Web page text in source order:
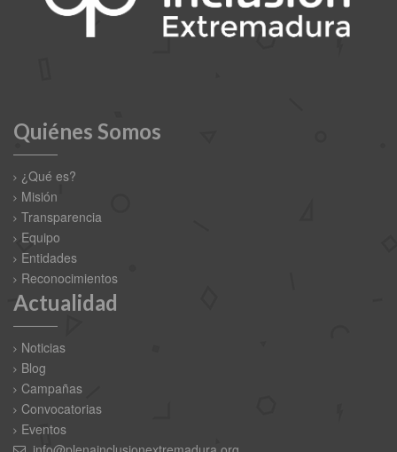
Quiénes Somos
¿Qué es?
Misión
Transparencia
Equipo
Entidades
Reconocimientos
Actualidad
Noticias
Blog
Campañas
Convocatorias
Eventos